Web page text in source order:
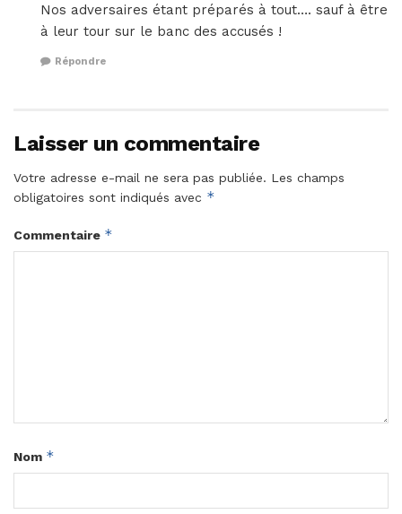
Nos adversaires étant préparés à tout…. sauf à être
à leur tour sur le banc des accusés !
Répondre
Laisser un commentaire
Votre adresse e-mail ne sera pas publiée. Les champs
obligatoires sont indiqués avec *
Commentaire *
Nom *